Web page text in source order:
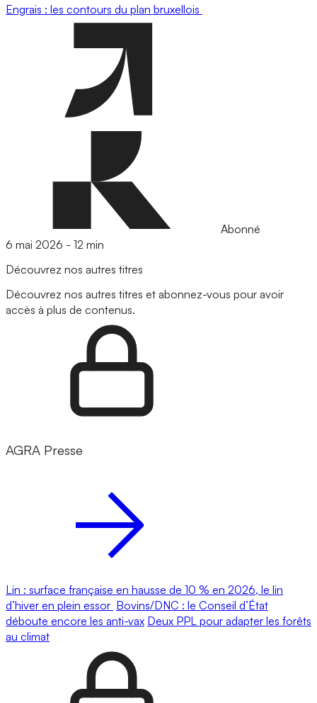
Engrais : les contours du plan bruxellois
Abonné
6 mai 2026 - 12 min
Découvrez nos autres titres
Découvrez nos autres titres et abonnez-vous pour avoir
accès à plus de contenus.
AGRA Presse
Lin : surface française en hausse de 10 % en 2026, le lin
d’hiver en plein essor Bovins/DNC : le Conseil d’État
déboute encore les anti-vax Deux PPL pour adapter les forêts
au climat